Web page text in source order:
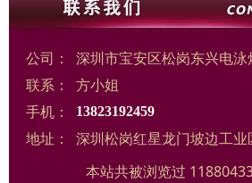
公司：
深圳市宝安区松岗东兴电泳
联系：
方小姐
手机：
13823192459
地址：
深圳松岗红星龙门坡边工业
本站共被浏览过